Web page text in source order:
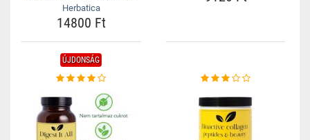
Herbatica
14800 Ft
ÚJDONSÁG